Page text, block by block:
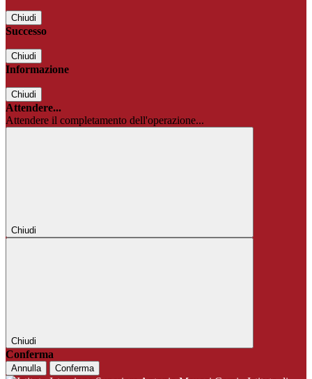
Chiudi
Successo
Chiudi
Informazione
Chiudi
Attendere...
Attendere il completamento dell'operazione...
Chiudi
Chiudi
Conferma
Annulla Conferma